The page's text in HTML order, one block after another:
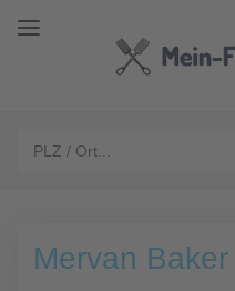
Mervan